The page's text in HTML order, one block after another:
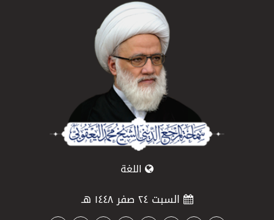
اللغة
السبت ٢٤ صفر ١٤٤٨ هـ